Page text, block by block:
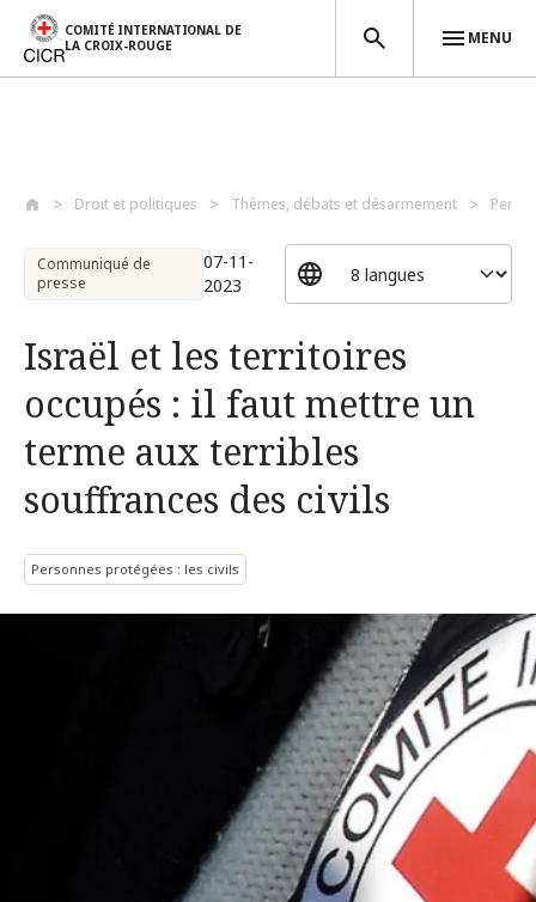
COMITÉ INTERNATIONAL DE
LA CROIX-ROUGE
MENU
Droit et politiques Thèmes, débats et désarmement
Communiqué de
presse
07-11-
2023
Israël et les territoires
occupés : il faut mettre un
terme aux terribles
souffrances des civils
Personnes protégées : les civils